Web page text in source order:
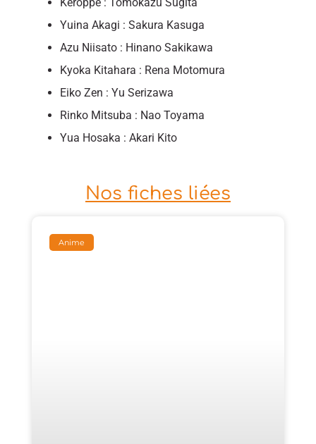
Yuina Akagi : Sakura Kasuga
Azu Niisato : Hinano Sakikawa
Kyoka Kitahara : Rena Motomura
Eiko ‌Zen : Yu ‌Serizawa
Rinko ‌Mitsuba : Nao ‌Toyama
Yua ‌Hosaka : Akari ‌Kito
Nos fiches liées
Anime